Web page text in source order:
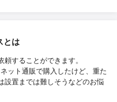
とは
することができます。
ット通販で購入したけど、重た
設置までは難しそうなどのお悩